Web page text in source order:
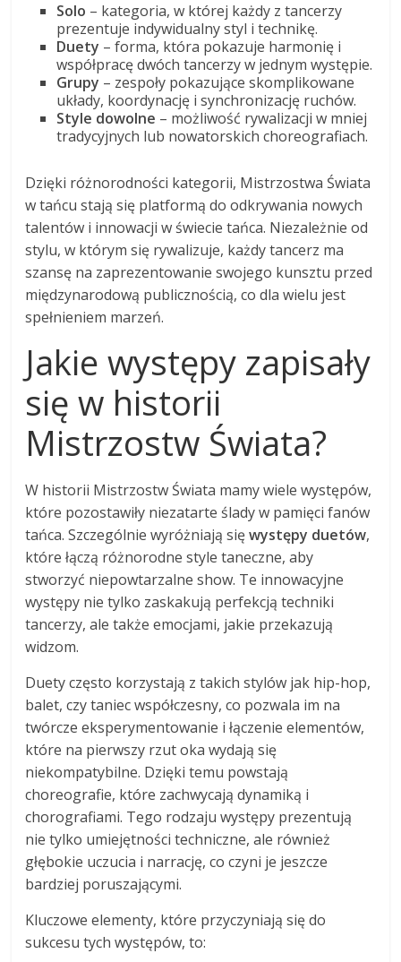
Solo – kategoria, w której każdy z tancerzy
prezentuje indywidualny styl i technikę.
Duety – forma, która pokazuje harmonię i
współpracę dwóch tancerzy w jednym występie.
Grupy – zespoły pokazujące skomplikowane
układy, koordynację i synchronizację ruchów.
Style dowolne – możliwość rywalizacji w mniej
tradycyjnych lub nowatorskich choreografiach.
Dzięki różnorodności kategorii, Mistrzostwa Świata
w tańcu stają się platformą do odkrywania nowych
talentów i innowacji w świecie tańca. Niezależnie od
stylu, w którym się rywalizuje, każdy tancerz ma
szansę na zaprezentowanie swojego kunsztu przed
międzynarodową publicznością, co dla wielu jest
spełnieniem marzeń.
Jakie występy zapisały
się w historii
Mistrzostw Świata?
W historii Mistrzostw Świata mamy wiele występów,
które pozostawiły niezatarte ślady w pamięci fanów
tańca. Szczególnie wyróżniają sięwystępy duetów,
które łączą różnorodne style taneczne, aby
stworzyć niepowtarzalne show. Te innowacyjne
występy nie tylko zaskakują perfekcją techniki
tancerzy, ale także emocjami, jakie przekazują
widzom.
Duety często korzystają z takich stylów jak hip-hop,
balet, czy taniec współczesny, co pozwala im na
twórcze eksperymentowanie i łączenie elementów,
które na pierwszy rzut oka wydają się
niekompatybilne. Dzięki temu powstają
choreografie, które zachwycają dynamiką i
chorografiami. Tego rodzaju występy prezentują
nie tylko umiejętności techniczne, ale również
głębokie uczucia i narrację, co czyni je jeszcze
bardziej poruszającymi.
Kluczowe elementy, które przyczyniają się do
sukcesu tych występów, to: